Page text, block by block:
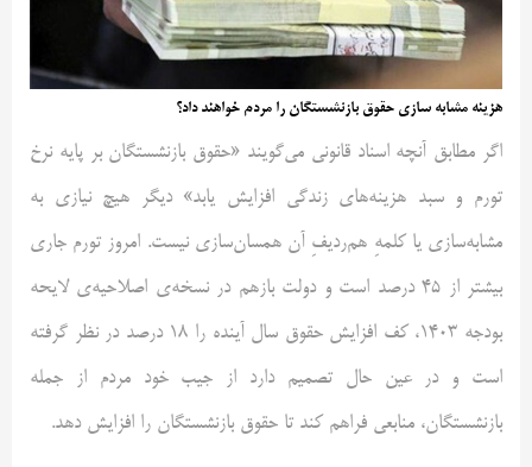
هزینه مشابه سازی حقوق بازنشستگان را مردم خواهند داد؟
اگر مطابق آنچه اسناد قانونی می‌گویند «حقوق بازنشستگان بر پایه نرخ
تورم و سبد هزینه‌های زندگی افزایش یابد» دیگر هیچ نیازی به
مشابه‌سازی یا کلمهِ هم‌ردیفِ آن همسان‌سازی نیست. امروز تورم جاری
بیشتر از ۴۵ درصد است و دولت بازهم در نسخه‌ی اصلاحیه‌ی لایحه
بودجه ۱۴۰۳، کف افزایش حقوق سال آینده را ۱۸ درصد در نظر گرفته
است و در عین حال تصمیم دارد از جیب خود مردم از جمله
بازنشستگان، منابعی فراهم کند تا حقوق بازنشستگان را افزایش دهد.